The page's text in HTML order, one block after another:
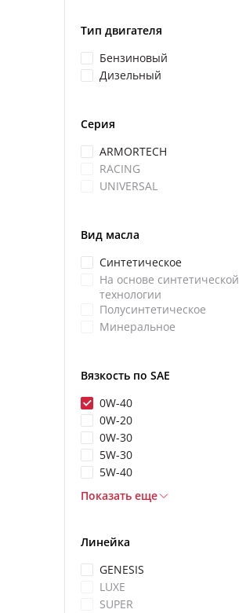
Тип двигателя
Бензиновый
Дизельный
Серия
ARMORTECH
RACING
UNIVERSAL
Вид масла
Синтетическое
На основе синтетической
технологии
Полусинтетическое
Минеральное
Вязкость по SAE
0W-40
0W-20
0W-30
5W-30
5W-40
Показать еще
Линейка
GENESIS
LUXE
SUPER